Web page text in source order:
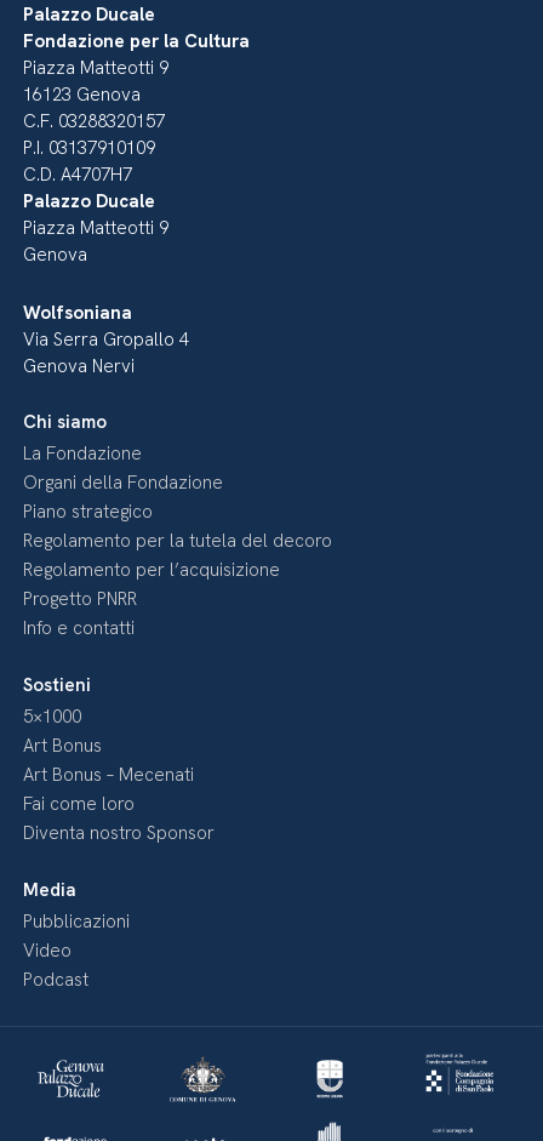
Palazzo Ducale
Fondazione per la Cultura
Piazza Matteotti 9
16123 Genova
C.F. 03288320157
P.I. 03137910109
C.D. A4707H7
Palazzo Ducale
Piazza Matteotti 9
Genova
Wolfsoniana
Via Serra Gropallo 4
Genova Nervi
Chi siamo
La Fondazione
Organi della Fondazione
Piano strategico
Regolamento per la tutela del decoro
Regolamento per l’acquisizione
Progetto PNRR
Info e contatti
Sostieni
5×1000
Art Bonus
Art Bonus – Mecenati
Fai come loro
Diventa nostro Sponsor
Media
Pubblicazioni
Video
Podcast